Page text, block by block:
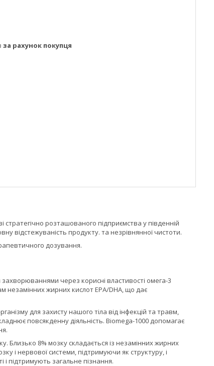
за рахунок покупця
розташованого підприємства у південній
відстежуваність продукту. та незрівнянної чистоти.
дозування.
через корисні властивості омега-3
незамінних жирних кислот EPA/DHA, що дає
для захисту нашого тіла від інфекцій та травм,
повсякденну діяльність. Biomega-1000 допомагає
Близько 8% мозку складається із незамінних жирних
і нервової системи, підтримуючи як структуру, і
підтримують загальне пізнання.